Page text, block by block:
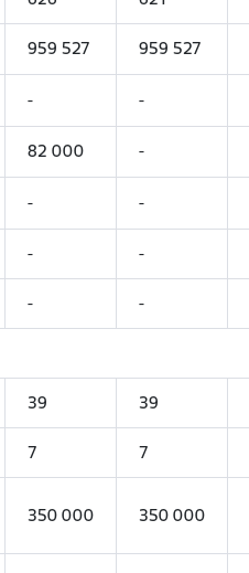
959 527 959 527
- -
82 000 -
- -
- -
- -
39 39
7 7
350 000 350 000